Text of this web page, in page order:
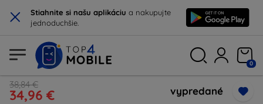
× Stiahnite si našu aplikáciu a nakupujte
jednoduchšie.
0
38,84 €
34,96 € vypredané